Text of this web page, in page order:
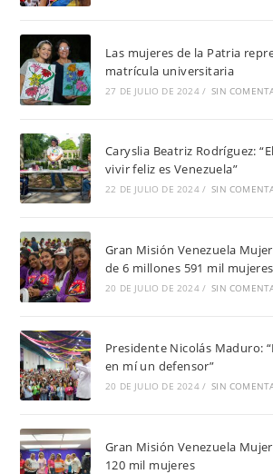
Las mujeres de la Patria
matrícula universitaria
27 DE JULIO DE 2024 / SIN
Caryslia Beatriz Rodríguez:
vivir feliz es Venezuela”
22 DE JULIO DE 2024 / SIN
Gran Misión Venezuela
de 6 millones 591 mil mujeres
20 DE JULIO DE 2024 / SIN
Presidente Nicolás Maduro:
en mí un defensor”
20 DE JULIO DE 2024 / SIN
Gran Misión Venezuela
120 mil mujeres